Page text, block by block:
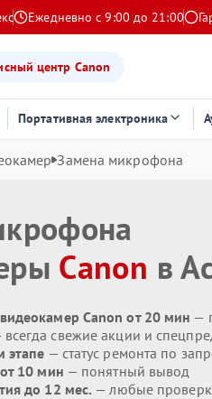
Ежедневно с 9:00 до 21:00
центр Canon
Портативная электроника
Замена микрофона
Canon в
Canon от 20 мин —
всегда свежие акции и
этапе — статус ремонта по
10 мин — понятный вывод
до 12 мес. — любые